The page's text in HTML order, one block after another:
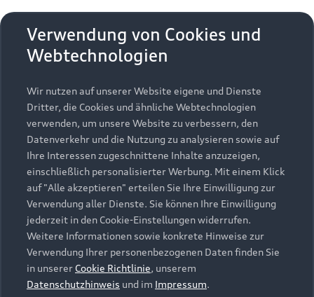
Zurück nach oben
Modelle
Alle Modelle
Modelle vergleichen
Elektromodelle
Plug-in-Hybride
Kaufen & leasen
Neuwagensuche
Gebrauchtwagensuche
Gebrauchtwagen
Finanzierung
Aktionen & Angebote
Geschäftskunden
Service & Zubehör
Saisonale Angebote
Audi Services
Garantie
Audi digital services
myAudi
Support
Kundenservice
Händlersuche
Audi Code
Über Audi
Unternehmen
Karriere
Verwendung von Cookies und
Webtechnologien
Wir nutzen auf unserer Website eigene und Dienste
Dritter, die Cookies und ähnliche Webtechnologien
verwenden, um unsere Website zu verbessern, den
Datenverkehr und die Nutzung zu analysieren sowie auf
Ihre Interessen zugeschnittene Inhalte anzuzeigen,
einschließlich personalisierter Werbung. Mit einem Klick
auf "Alle akzeptieren" erteilen Sie Ihre Einwilligung zur
Verwendung aller Dienste. Sie können Ihre Einwilligung
jederzeit in den Cookie-Einstellungen widerrufen.
Weitere Informationen sowie konkrete Hinweise zur
Verwendung Ihrer personenbezogenen Daten finden Sie
in unserer Cookie Richtlinie, unserem
Datenschutzhinweis und im Impressum.